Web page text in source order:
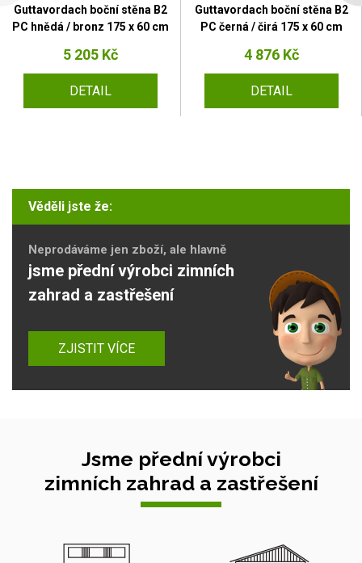
Guttavordach boční stěna B2
PC hnědá / bronz 175 x 60 cm
5 205 Kč
DETAIL
Guttavordach boční stěna B2
PC černá / čirá 175 x 60 cm
4 876 Kč
DETAIL
Věděli jste že:
Neprodáváme jen zboží, ale hlavně
jsme přední výrobci zimních
zahrad a zastřešení
ZJISTIT VÍCE
Jsme přední výrobci
zimních zahrad a zastřešení